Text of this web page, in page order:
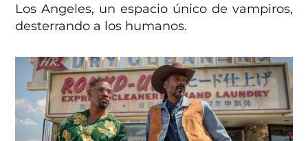
Los Angeles, un espacio único de vampiros,
desterrando a los humanos.